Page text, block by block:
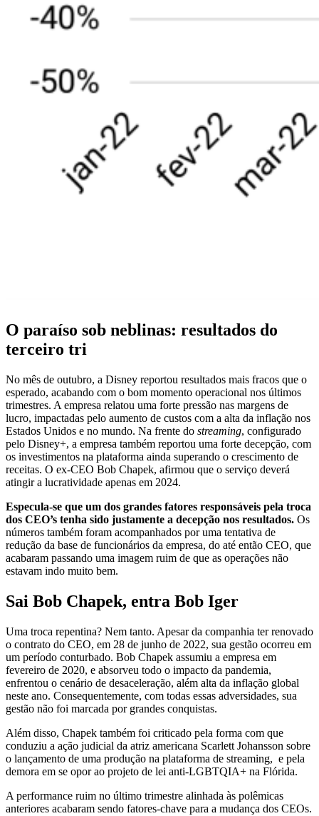
O paraíso sob neblinas: resultados do
terceiro tri
No mês de outubro, a Disney reportou resultados mais fracos que o
esperado, acabando com o bom momento operacional nos últimos
trimestres. A empresa relatou uma forte pressão nas margens de
lucro, impactadas pelo aumento de custos com a alta da inflação nos
Estados Unidos e no mundo. Na frente do streaming, configurado
pelo Disney+, a empresa também reportou uma forte decepção, com
os investimentos na plataforma ainda superando o crescimento de
receitas. O ex-CEO Bob Chapek, afirmou que o serviço deverá
atingir a lucratividade apenas em 2024.
Especula-se que um dos grandes fatores responsáveis pela troca
dos CEO’s tenha sido justamente a decepção nos resultados. Os
números também foram acompanhados por uma tentativa de
redução da base de funcionários da empresa, do até então CEO, que
acabaram passando uma imagem ruim de que as operações não
estavam indo muito bem.
Sai Bob Chapek, entra Bob Iger
Uma troca repentina? Nem tanto. Apesar da companhia ter renovado
o contrato do CEO, em 28 de junho de 2022, sua gestão ocorreu em
um período conturbado. Bob Chapek assumiu a empresa em
fevereiro de 2020, e absorveu todo o impacto da pandemia,
enfrentou o cenário de desaceleração, além alta da inflação global
neste ano. Consequentemente, com todas essas adversidades, sua
gestão não foi marcada por grandes conquistas.
Além disso, Chapek também foi criticado pela forma com que
conduziu a ação judicial da atriz americana Scarlett Johansson sobre
o lançamento de uma produção na plataforma de streaming, e pela
demora em se opor ao projeto de lei anti-LGBTQIA+ na Flórida.
A performance ruim no último trimestre alinhada às polêmicas
anteriores acabaram sendo fatores-chave para a mudança dos CEOs.